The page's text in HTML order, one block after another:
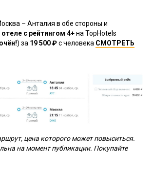
– Анталия в обе стороны и
отеле с рейтингом 4+на TopHotels
) за 19 500 ₽с человека СМОТРЕТЬ
цена которого может повыситься.
на момент публикации. Покупайте